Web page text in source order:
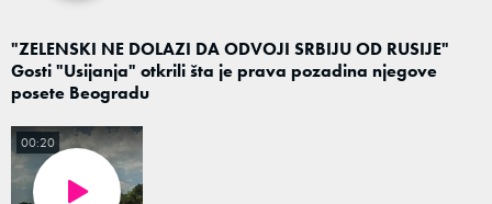
"ZELENSKI NE DOLAZI DA ODVOJI SRBIJU OD RUSIJE"
Gosti "Usijanja" otkrili šta je prava pozadina njegove
posete Beogradu
00:20